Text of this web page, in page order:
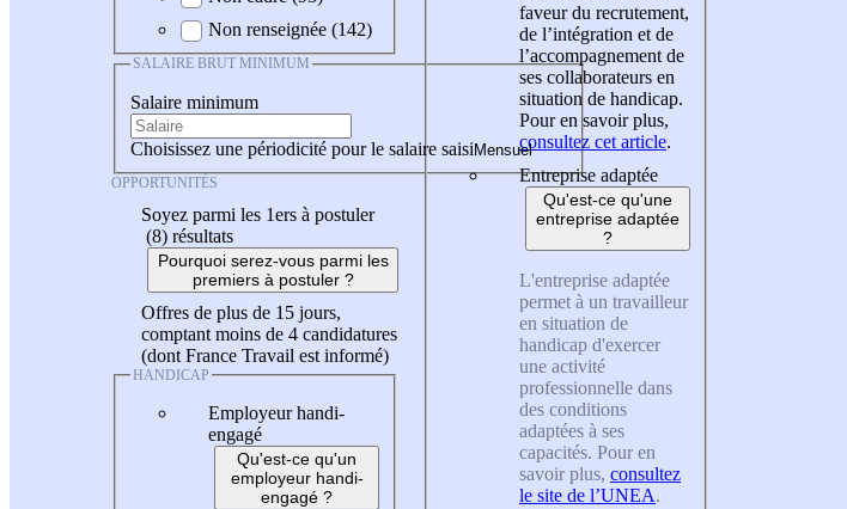
Non renseignée (142)
SALAIRE BRUT MINIMUM
Salaire minimum
Choisissez une périodicité pour le salaire saisi
OPPORTUNITÉS
Soyez parmi les 1ers à postuler
(8) résultats
Pourquoi serez-vous parmi les
premiers à postuler ?
Offres de plus de 15 jours,
comptant moins de 4 candidatures
(dont France Travail est informé)
HANDICAP
Employeur handi-
engagé
Qu'est-ce qu'un
employeur handi-
engagé ?
faveur du recrutement,
de l’intégration et de
l’accompagnement de
ses collaborateurs en
situation de handicap.
Pour en savoir plus,
consultez cet article.
Entreprise adaptée
Qu'est-ce qu'une
entreprise adaptée
?
L'entreprise adaptée
permet à un travailleur
en situation de
handicap d'exercer
une activité
professionnelle dans
des conditions
adaptées à ses
capacités. Pour en
savoir plus, consultez
le site de l’UNEA.